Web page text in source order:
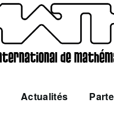
Actualités